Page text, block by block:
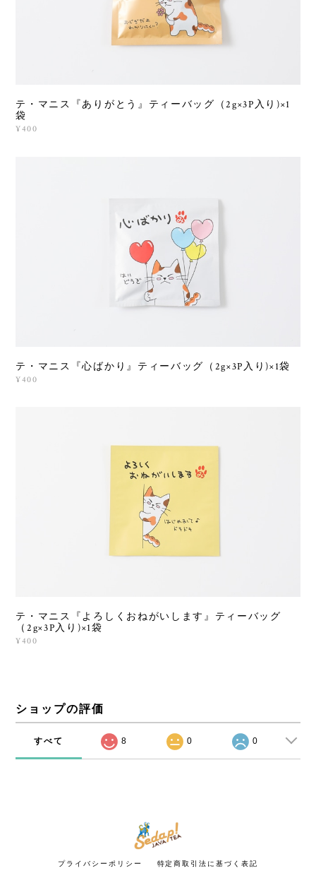
テ・マニス『ありがとう』ティーバッグ（2g×3P入り)×1
袋
¥400
テ・マニス『心ばかり』ティーバッグ（2g×3P入り)×1袋
¥400
テ・マニス『よろしくおねがいします』ティーバッグ
（2g×3P入り)×1袋
¥400
ショップの評価
すべて 8 0 0
プライバシーポリシー 特定商取引法に基づく表記